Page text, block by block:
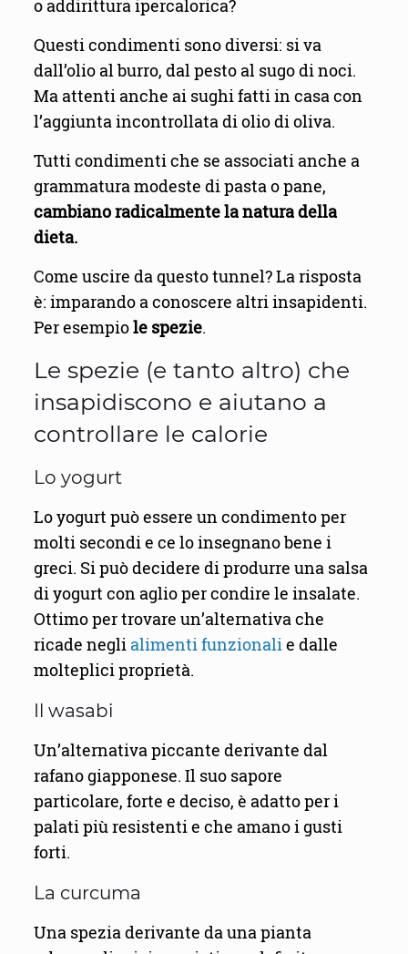
o addirittura ipercalorica?
Questi condimenti sono diversi: si va
dall’olio al burro, dal pesto al sugo di noci.
Ma attenti anche ai sughi fatti in casa con
l’aggiunta incontrollata di olio di oliva.
Tutti condimenti che se associati anche a
grammatura modeste di pasta o pane,
cambiano radicalmente la natura della
dieta.
Come uscire da questo tunnel? La risposta
è: imparando a conoscere altri insapidenti.
Per esempiole spezie.
Le spezie (e tanto altro) che
insapidiscono e aiutano a
controllare le calorie
Lo yogurt
Lo yogurt può essere un condimento per
molti secondi e ce lo insegnano bene i
greci. Si può decidere di produrre una salsa
di yogurt con aglio per condire le insalate.
Ottimo per trovare un’alternativa che
ricade negli alimenti funzionalie dalle
molteplici proprietà.
Il wasabi
Un’alternativa piccante derivante dal
rafano giapponese. Il suo sapore
particolare, forte e deciso, è adatto per i
palati più resistenti e che amano i gusti
forti.
La curcuma
Una spezia derivante da una pianta